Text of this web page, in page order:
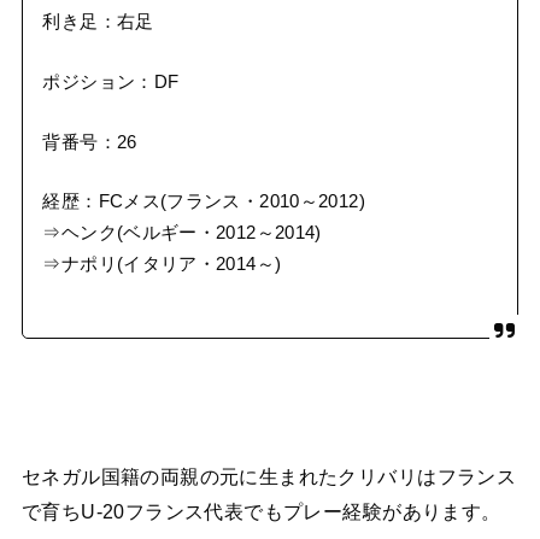
利き足：右足
ポジション：DF
背番号：26
経歴：FCメス(フランス・2010～2012)
⇒ヘンク(ベルギー・2012～2014)
⇒ナポリ(イタリア・2014～)
セネガル国籍の両親の元に生まれたクリバリはフランス
で育ちU-20フランス代表でもプレー経験があります。